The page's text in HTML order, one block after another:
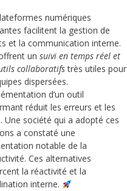
numériques
facilitent la gestion de
et la communication interne.
un suivi en temps réel et
collaboratifstrès utiles pour
dispersées.
d’un outil
réduit les erreurs et les
Une société qui a adopté ces
a constaté une
notable de la
Ces alternatives
la réactivité et la
interne.